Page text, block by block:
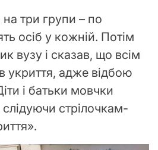
три групи – по
осіб у кожній. Потім
вузу і сказав, що всім
укриття, адже відбою
і батьки мовчки
стрілочкам-